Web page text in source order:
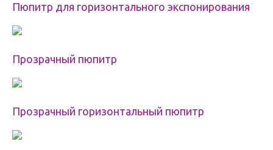
Пюпитр для горизонтального экспонирования
Прозрачный пюпитр
Прозрачный горизонтальный пюпитр